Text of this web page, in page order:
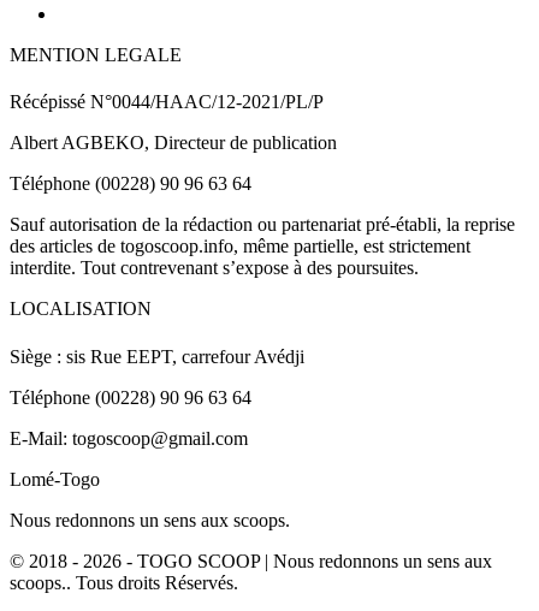
MENTION LEGALE
Récépissé N°0044/HAAC/12-2021/PL/P
Albert AGBEKO, Directeur de publication
Téléphone (00228) 90 96 63 64
Sauf autorisation de la rédaction ou partenariat pré-établi, la reprise
des articles de togoscoop.info, même partielle, est strictement
interdite. Tout contrevenant s’expose à des poursuites.
LOCALISATION
Siège : sis Rue EEPT, carrefour Avédji
Téléphone (00228) 90 96 63 64
E-Mail: togoscoop@gmail.com
Lomé-Togo
Nous redonnons un sens aux scoops.
© 2018 - 2026 - TOGO SCOOP | Nous redonnons un sens aux
scoops.. Tous droits Réservés.